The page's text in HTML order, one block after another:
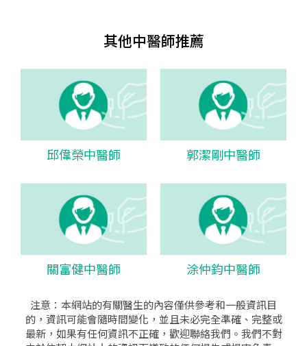
其他中醫師推薦
邱偉榮中醫師 郭潔剛中醫師
關富健中醫師 涂仲鈞中醫師
注意：本網站的有關醫生的內容僅供參考和一般資訊目
的，資訊可能會隨時間變化，並且未必完全準確、完整或
最新，如果有任何資訊不正確，歡迎聯絡我們。我們不對